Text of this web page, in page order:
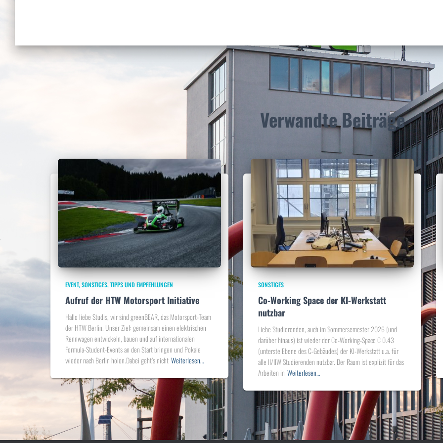
Verwandte Beiträge
EVENT SONSTIGES TIPPS UND EMPFEHLUNGEN
Aufruf der HTW Motorsport Initiative
Hallo liebe Studis, wir sind greenBEAR, das Motorsport-Team
der HTW Berlin. Unser Ziel: gemeinsam einen elektrischen
Rennwagen entwickeln, bauen und auf internationalen
Formula-Student-Events an den Start bringen und Pokale
wieder nach Berlin holen.Dabei geht’s nicht Weiterlesen…
SONSTIGES
Co-Working Space der KI-Werkstatt
nutzbar
Liebe Studierenden, auch im Sommersemester 2026 (und
darüber hinaus) ist wieder der Co-Working-Space C 0.43
(unterste Ebene des C-Gebäudes) der KI-Werkstatt u.a. für
alle II/IIW Studierenden nutzbar. Der Raum ist explizit für das
Arbeiten in Weiterlesen…